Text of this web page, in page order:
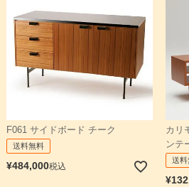
F061 サイドボード チーク
送料無料
¥484,000税込
カリ
ンテ
送料
¥